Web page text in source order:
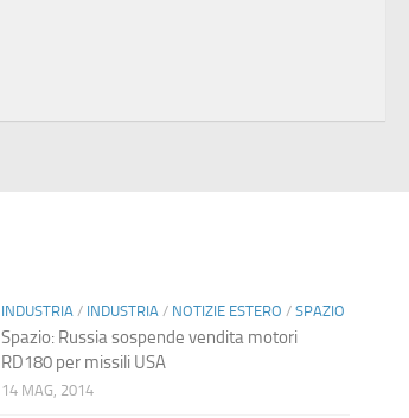
INDUSTRIA / INDUSTRIA / NOTIZIE ESTERO / SPAZIO
Spazio: Russia sospende vendita motori
RD180 per missili USA
14 MAG, 2014